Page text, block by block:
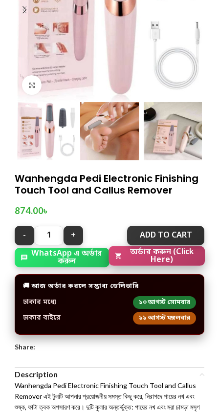
Click to enlarge
Wanhengda Pedi Electronic Finishing
Touch Tool and Callus Remover
874.00৳
ADD TO CART
WhatsApp এ অর্ডার
করুন
অর্ডার করুন (Click
Here)
🚚 আজ অর্ডার করলে সম্ভাব্য ডেলিভারি
ঢাকার মধ্যে ১০ আগস্ট সোমবার
ঢাকার বাইরে ১১ আগস্ট মঙ্গলবার
Share:
Description
Wanhengda Pedi Electronic Finishing Touch Tool and Callus
Remover এই টুলটি আপনার প্রয়োজনীয় সমস্ত কিছু করে, নিরাপদে পায়ের নখ এবং
শুষ্ক, ফাটা ত্বক অপসারণ করে। দুটি কুলার অন্তর্ভুক্ত: পায়ের নখ এবং মরা চামড়া মসৃণ